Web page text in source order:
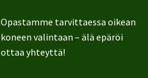
Opastamme tarvittaessa oikean
koneen valintaan – älä epäröi
ottaa yhteyttä!